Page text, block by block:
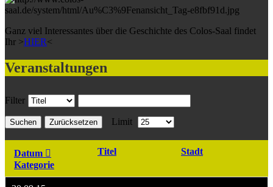
Ganz viel Interessantes über die Geschichte des Colos-Saal findet
Ihr >HIER<
Veranstaltungen
Filter
Suchen Zurücksetzen Limit
Datum Titel
Stadt
Kategorie